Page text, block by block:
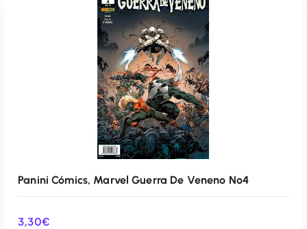
Panini Cómics, Marvel Guerra De Veneno Nº4
3,30€